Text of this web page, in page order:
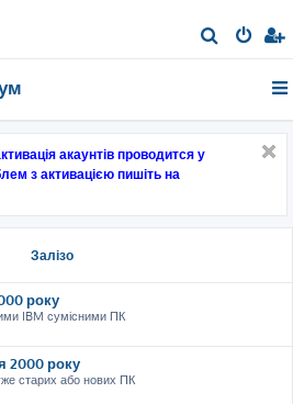
о
акаунтів проводится у
з активацією пишіть на
Залізо
року
IBM сумісними ПК
2000 року
старих або нових ПК